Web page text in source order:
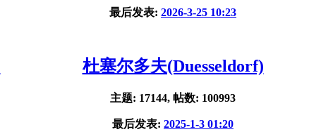
最后发表: 2026-3-25 10:23
杜塞尔多夫(Duesseldorf)
主题: 17144, 帖数: 100993
最后发表: 2025-1-3 01:20